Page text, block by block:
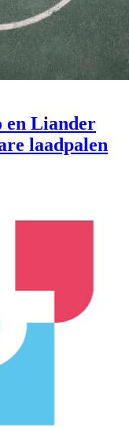
en Liander
laadpalen